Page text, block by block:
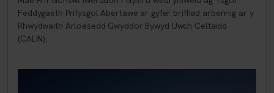
Feddygaeth Prifysgol Abertawe ar gyfer briffiad arbennig ar y
Rhwydwaith Arloesedd Gwyddor Bywyd Uwch Celtaidd
(CALIN).